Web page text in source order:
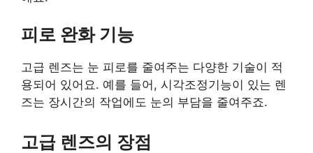
피로 완화 기능
고급 렌즈는 눈 피로를 줄여주는 다양한 기술이 적
용되어 있어요. 예를 들어, 시각조정기능이 있는 렌
즈는 장시간의 작업에도 눈의 부담을 줄여주죠.
고급 렌즈의 장점